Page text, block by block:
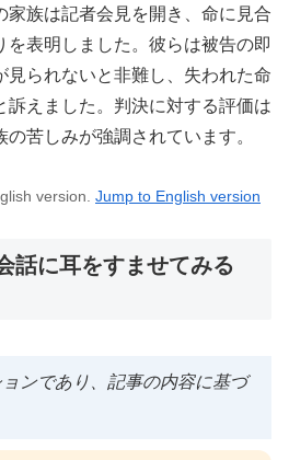
家族は記者会見を開き、命に見合
を表明しました。彼らは被告の即
見られないと非難し、失われた命
訴えました。判決に対する評価は
苦しみが強調されています。
version. Jump to English version
話に耳をすませてみる
ンであり、記事の内容に基づ